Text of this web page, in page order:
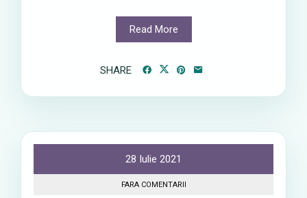
Read More
SHARE
28 Iulie 2021
FARA COMENTARII